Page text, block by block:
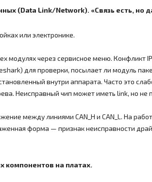
(Data Link/Network). «Связь есть, но
или электронике.
модулях через сервисное меню. Конфликт
для проверки, посылает ли модуль
внутри аппарата. Часто это
Неисправный чип может иметь link, но не
между линиями CAN_H и CAN_L. На
форма — признак неисправности
компонентов на платах.